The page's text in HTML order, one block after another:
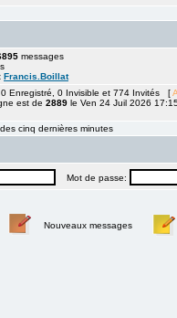
messages
Francis.Boillat
Enregistré, 0 Invisible et 774 Invités [
est de 2889 le Ven 24 Juil 2026
cinq dernières minutes
Mot de passe:
Nouveaux messages